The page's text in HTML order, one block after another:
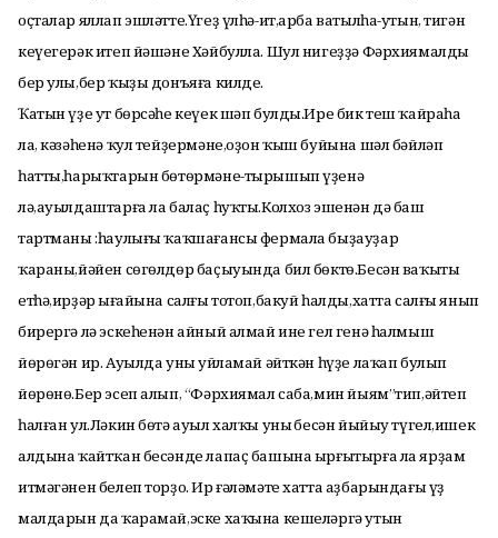
оҫталар яллап эшләтте.Үгеҙ үлһә-ит,арба ватылһа-утын, тигән
кеүегерәк итеп йәшәне Хәйбулла. Шул нигеҙҙә Фәрхиямалдың
бер улы,бер ҡыҙы донъяға килде.
Ҡатын үҙе ут бөрсәһе кеүек шәп булды.Ире бик теш ҡайраһа
ла, кәзәһенә ҡул тейҙермәне,оҙон ҡыш буйына шәл бәйләп
һатты,һарыҡтарын бөтөрмәне-тырышып үҙенә
лә,ауылдаштарға ла балаҫ һуҡты.Колхоз эшенән дә баш
тартманы :һаулығы ҡаҡшағансы фермала быҙауҙар
ҡараны,йәйен сөгөлдөр баҫыуында бил бөктө.Бесән ваҡыты
етһә,ирҙәр ыңғайына салғы тотоп,бакуй һалды,хатта салғы янып
бирергә лә эскеһенән айный алмай ине гел генә һалмыш
йөрөгән ир. Ауылда уның уйламай әйткән һүҙе лаҡап булып
йөрөнө.Бер эсеп алып, “Фәрхиямал саба,мин йыям”тип,әйтеп
һалған ул.Ләкин бөтә ауыл халҡы уның бесән йыйыу түгел,ишек
алдына ҡайтҡан бесәнде лапаҫ башына ырғытырға ла ярҙам
итмәгәнен белеп торҙо. Ир ғәләмәте хатта аҙбарындағы үҙ
малдарын да ҡарамай,эске хаҡына кешеләргә утын